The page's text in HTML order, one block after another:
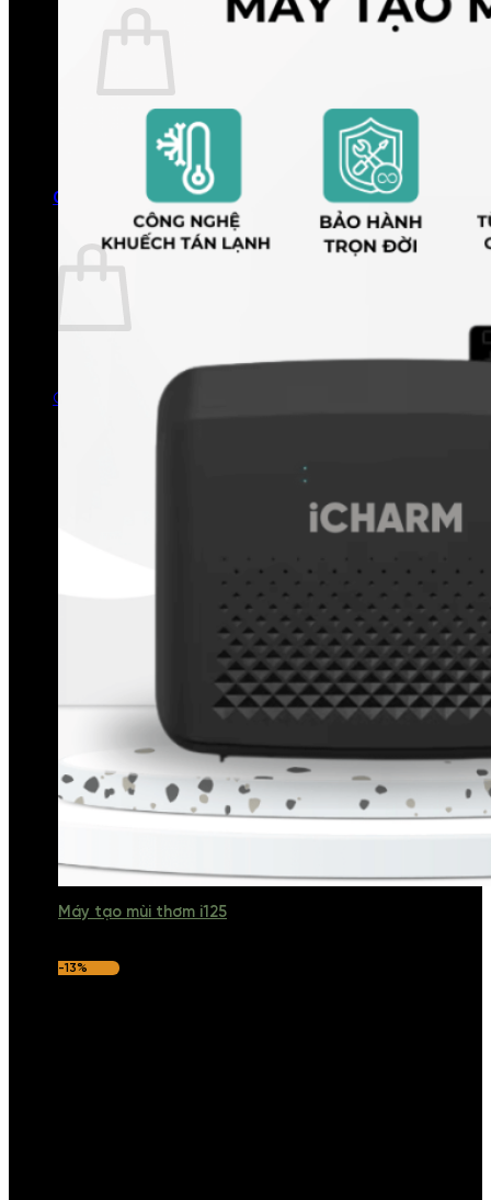
Chưa có sản phẩm trong giỏ hàng.
Quay trở lại cửa hàng
0
Giỏ hàng
Chưa có sản phẩm trong giỏ hàng.
Quay trở lại cửa hàng
Máy tạo mùi thơm i125
-13%